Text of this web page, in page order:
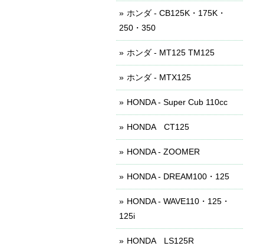
ホンダ - CB125K・175K・
250・350
ホンダ - MT125 TM125
ホンダ - MTX125
HONDA - Super Cub 110cc
HONDA CT125
HONDA - ZOOMER
HONDA - DREAM100・125
HONDA - WAVE110・125・
125i
HONDA LS125R